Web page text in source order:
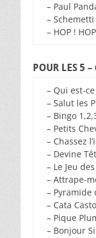
– Paul
–
– HOP !
POUR LES 5 –
– Qui est-ce
– Salut les
– Bingo
– Petits
– Chassez
– Devine
– Le Jeu
– Attrape-
– Pyramide
– Cata
– Pique
– Bonjour